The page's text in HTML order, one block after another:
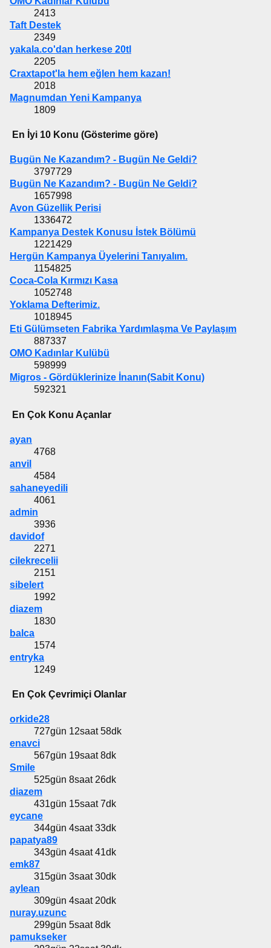
2413
Taft Destek
2349
yakala.co'dan herkese 20tl
2205
Craxtapot'la hem eğlen hem kazan!
2018
Magnumdan Yeni Kampanya
1809
En İyi 10 Konu (Gösterime göre)
Bugün Ne Kazandım? - Bugün Ne Geldi?
3797729
Bugün Ne Kazandım? - Bugün Ne Geldi?
1657998
Avon Güzellik Perisi
1336472
Kampanya Destek Konusu İstek Bölümü
1221429
Hergün Kampanya Üyelerini Tanıyalım.
1154825
Coca-Cola Kırmızı Kasa
1052748
Yoklama Defterimiz.
1018945
Eti Gülümseten Fabrika Yardımlaşma Ve Paylaşım
887337
OMO Kadınlar Kulübü
598999
Migros - Gördüklerinize İnanın(Sabit Konu)
592321
En Çok Konu Açanlar
ayan
4768
anvil
4584
sahaneyedili
4061
admin
3936
davidof
2271
cilekrecelii
2151
sibelert
1992
diazem
1830
balca
1574
entryka
1249
En Çok Çevrimiçi Olanlar
orkide28
727gün 12saat 58dk
enavci
567gün 19saat 8dk
Smile
525gün 8saat 26dk
diazem
431gün 15saat 7dk
eycane
344gün 4saat 33dk
papatya89
343gün 4saat 41dk
emk87
315gün 3saat 30dk
aylean
309gün 4saat 20dk
nuray.uzunc
299gün 5saat 8dk
pamukseker